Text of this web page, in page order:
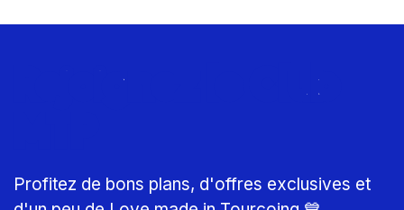
Rejoignez le Club
Profitez de bons plans, d'offres exclusives et